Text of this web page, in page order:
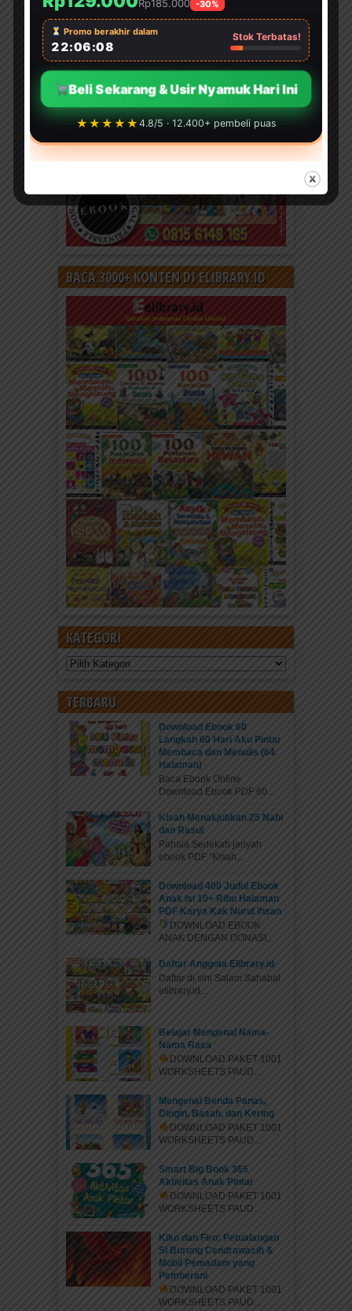
BACA 3000+ KONTEN DI ELIBRARY.ID
KATEGORI
Kategori
TERBARU
Download Ebook 60
Langkah 60 Hari Aku Pintar
Membaca dan Menulis (64
Halaman)
Baca Ebook Online
Download Ebook PDF 60...
Kisah Menakjubkan 25 Nabi
dan Rasul
Pahala Sedekah jariyah
ebook PDF “Kisah...
Download 400 Judul Ebook
Anak Isi 10+ Ribu Halaman
PDF Karya Kak Nurul Ihsan
DOWNLOAD EBOOK
ANAK DENGAN DONASI...
Daftar Anggota Elibrary.id
Daftar di sini Salam Sahabat
elibrary.id...
Belajar Mengenal Nama-
Nama Rasa
DOWNLOAD PAKET 1001
WORKSHEETS PAUD...
Mengenal Benda Panas,
Dingin, Basah, dan Kering
DOWNLOAD PAKET 1001
WORKSHEETS PAUD...
Smart Big Book 365
Aktivitas Anak Pintar
DOWNLOAD PAKET 1001
WORKSHEETS PAUD...
Kiko dan Firo: Petualangan
Si Burung Cendrawasih &
Mobil Pemadam yang
Pemberani
DOWNLOAD PAKET 1001
WORKSHEETS PAUD...
Rp185.000 -30%
Promo berakhir dalam
22:06:06
Stok Terbatas!
Beli Sekarang & Usir Nyamuk Hari Ini
★★★★★4.8/5 · 12.400+ pembeli puas